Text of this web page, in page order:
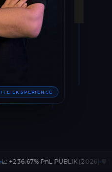
EKSPERIENCË
PUBLIK (2026) 🛡️ 12 MUAJ AKSES